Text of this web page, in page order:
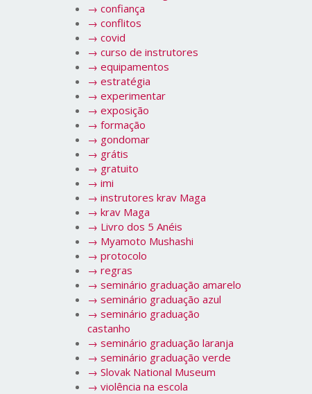
→ confiança
→ conflitos
→ covid
→ curso de instrutores
→ equipamentos
→ estratégia
→ experimentar
→ exposição
→ formação
→ gondomar
→ grátis
→ gratuito
→ imi
→ instrutores krav Maga
→ krav Maga
→ Livro dos 5 Anéis
→ Myamoto Mushashi
→ protocolo
→ regras
→ seminário graduação amarelo
→ seminário graduação azul
→ seminário graduação
castanho
→ seminário graduação laranja
→ seminário graduação verde
→ Slovak National Museum
→ violência na escola